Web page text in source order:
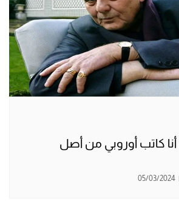
كاتب أوروبي من أصل
05/03/2024